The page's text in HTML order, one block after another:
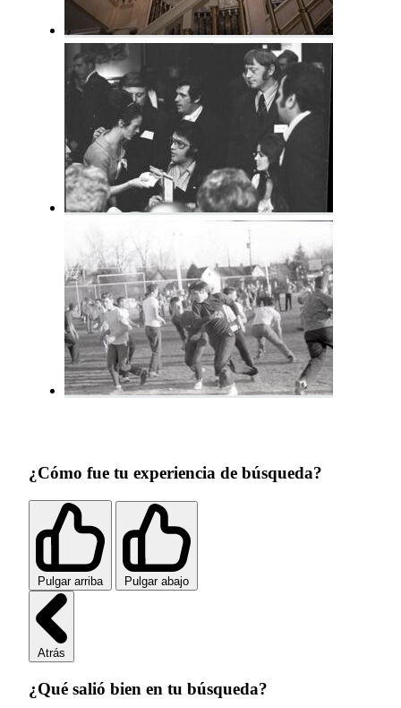
¿Cómo fue tu experiencia de búsqueda?
Pulgar arriba Pulgar abajo
Atrás
¿Qué salió bien en tu búsqueda?